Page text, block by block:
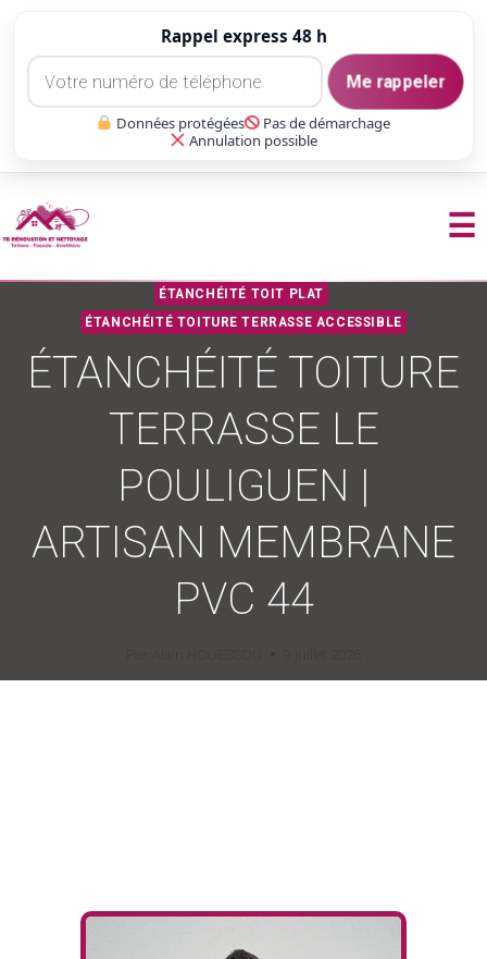
Rappel express 48 h
Me rappeler
Données protégées
Pas de démarchage
Annulation possible
☰
contenu
ÉTANCHÉITÉ TOIT PLAT
ÉTANCHÉITÉ TOITURE TERRASSE ACCESSIBLE
ÉTANCHÉITÉ TOITURE
TERRASSE LE
POULIGUEN |
ARTISAN MEMBRANE
PVC 44